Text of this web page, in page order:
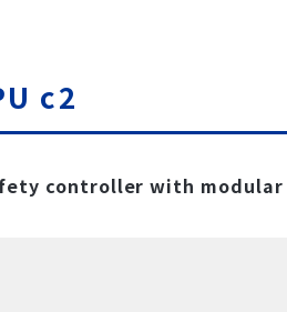
c2
controller with